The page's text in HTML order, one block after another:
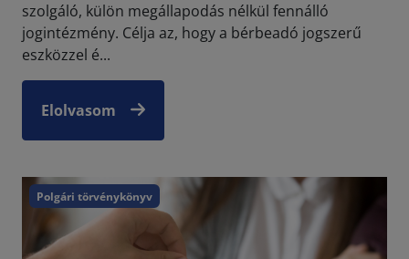
szolgáló, külön megállapodás nélkül fennálló
jogintézmény. Célja az, hogy a bérbeadó jogszerű
eszközzel é...
Elolvasom
Polgári törvénykönyv